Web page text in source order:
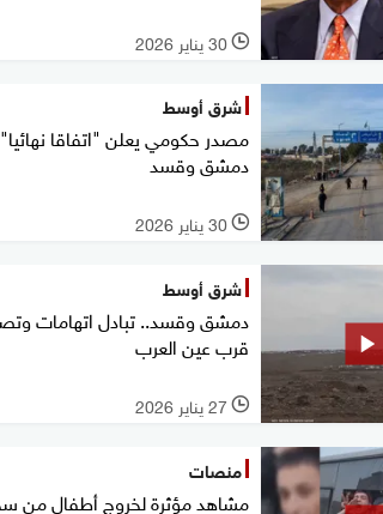
l 30 يناير 2026
شرق أوسط
مصدر حكومي يعلن "اتفاقا
دمشق وقسد
l 30 يناير 2026
شرق أوسط
دمشق وقسد.. تبادل اتهامات
قرب عين العرب
l 27 يناير 2026
منصات
مشاهد مؤثرة لخروج أطفال من